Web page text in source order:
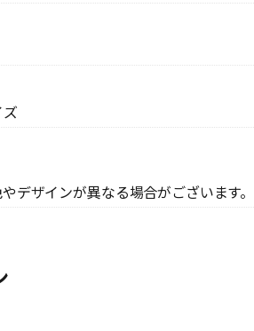
デザインが異なる場合がございます。